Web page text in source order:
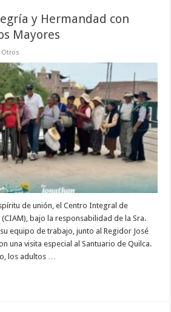
y Hermandad con
Mayores
Otros
de unión, el Centro Integral de
bajo la responsabilidad de la Sra.
equipo de trabajo, junto al Regidor José
una visita especial al Santuario de Quilca.
los adultos …